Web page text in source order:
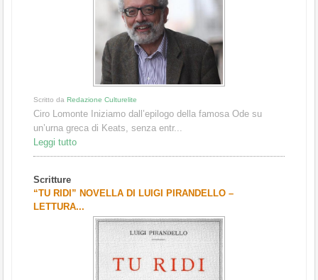
Scritto da Redazione Culturelite
Ciro Lomonte Iniziamo dall’epilogo della famosa Ode su
un’urna greca di Keats, senza entr...
Leggi tutto
Scritture
“TU RIDI” NOVELLA DI LUIGI PIRANDELLO –
LETTURA...